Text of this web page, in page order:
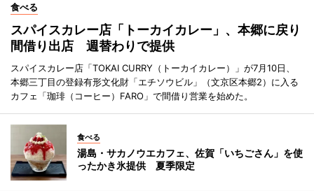
食べる
スパイスカレー店「トーカイカレー」、本郷に戻り
間借り出店 週替わりで提供
スパイスカレー店「TOKAI CURRY（トーカイカレー）」が7月10日、
本郷三丁目の登録有形文化財「エチソウビル」（文京区本郷2）に入る
カフェ「珈琲（コーヒー）FARO」で間借り営業を始めた。
食べる
湯島・サカノウエカフェ、佐賀「いちごさん」を使
ったかき氷提供 夏季限定